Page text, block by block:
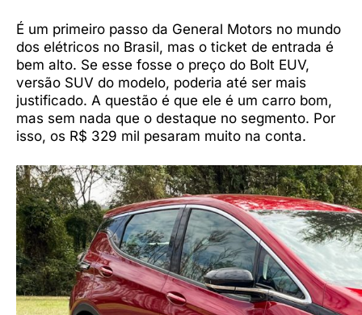
É um primeiro passo da General Motors no mundo
dos elétricos no Brasil, mas o ticket de entrada é
bem alto. Se esse fosse o preço do Bolt EUV,
versão SUV do modelo, poderia até ser mais
justificado. A questão é que ele é um carro bom,
mas sem nada que o destaque no segmento. Por
isso, os R$ 329 mil pesaram muito na conta.